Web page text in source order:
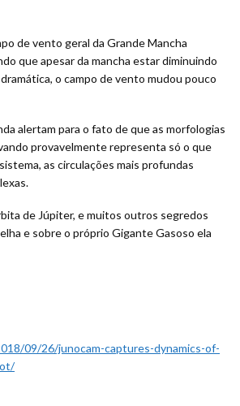
de vento geral da Grande Mancha
que apesar da mancha estar diminuindo
o campo de vento mudou pouco
alertam para o fato de que as morfologias
provavelmente representa só o que
as circulações mais profundas
de Júpiter, e muitos outros segredos
e sobre o próprio Gigante Gasoso ela
09/26/junocam-captures-dynamics-of-